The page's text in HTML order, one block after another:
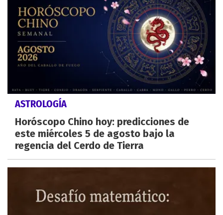
ASTROLOGÍA
Horóscopo Chino hoy: predicciones de
este miércoles 5 de agosto bajo la
regencia del Cerdo de Tierra